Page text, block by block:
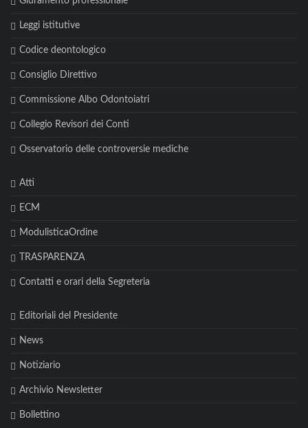
Leggi istitutive
Codice deontologico
Consiglio Direttivo
Commissione Albo Odontoiatri
Collegio Revisori dei Conti
Osservatorio delle controversie mediche
Atti
ECM
ModulisticaOrdine
TRASPARENZA
Contatti e orari della Segreteria
Editoriali del Presidente
News
Notiziario
Archivio Newsletter
Bollettino